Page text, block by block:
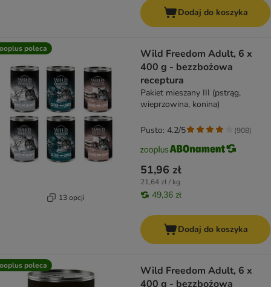
Dodaj do koszyka
poleca
13 opcji
Wild Freedom Adult, 6 x
400 g - bezzbożowa
receptura
Pakiet mieszany III (pstrąg,
wieprzowina, konina)
51,96 zł
21,64 zł / kg
49,36 zł
Pusto: 4.2/5 (908)
Dodaj do koszyka
poleca
Wild Freedom Adult, 6 x
400 g - bezzbożowa